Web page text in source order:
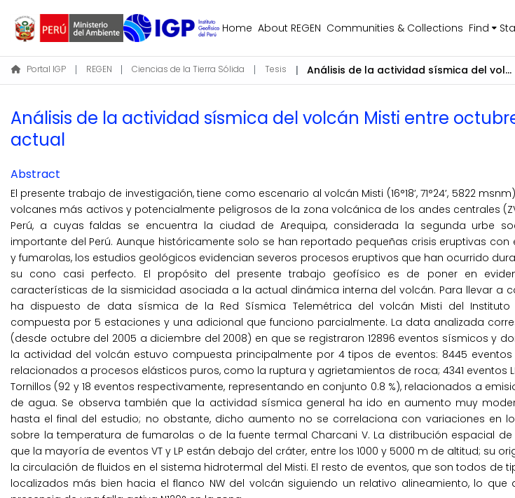
Home About REGEN Communities & Collections Find
Portal IGP REGEN Ciencias de la Tierra Sólida Tesis Análisis de la actividad sísmica del volcán Misti entre octubre 2005 a diciembre 2008 y su dinámica interna actual
Análisis de la actividad sísmica del volcán Misti entre
actual
Abstract
El presente trabajo de investigación, tiene como escenario al volcán Misti (16°18’, 71°24’, 5822
volcanes más activos y potencialmente peligrosos de la zona volcánica de los andes centrales
Perú, a cuyas faldas se encuentra la ciudad de Arequipa, considerada la segunda urbe
importante del Perú. Aunque históricamente solo se han reportado pequeñas crisis eruptivas con
y fumarolas, los estudios geológicos evidencian severos procesos eruptivos que han ocurrido
su cono casi perfecto. El propósito del presente trabajo geofísico es de poner en
características de la sismicidad asociada a la actual dinámica interna del volcán. Para llevar a
ha dispuesto de data sísmica de la Red Sísmica Telemétrica del volcán Misti del Instituto
compuesta por 5 estaciones y una adicional que funciono parcialmente. La data analizada
(desde octubre del 2005 a diciembre del 2008) en que se registraron 12896 eventos sísmicos y
la actividad del volcán estuvo compuesta principalmente por 4 tipos de eventos: 8445 eventos
relacionados a procesos elásticos puros, como la ruptura y agrietamientos de roca; 4341 eventos
Tornillos (92 y 18 eventos respectivamente, representando en conjunto 0.8 %), relacionados a
de agua. Se observa también que la actividad sísmica general ha ido en aumento muy
hasta el final del estudio; no obstante, dicho aumento no se correlaciona con variaciones en
sobre la temperatura de fumarolas o de la fuente termal Charcani V. La distribución espacial
que la mayoría de eventos VT y LP están debajo del cráter, entre los 1000 y 5000 m de altitud; su
la circulación de fluidos en el sistema hidrotermal del Misti. El resto de eventos, que son todos de
localizados más bien hacia el flanco NW del volcán siguiendo un relativo alineamiento, lo